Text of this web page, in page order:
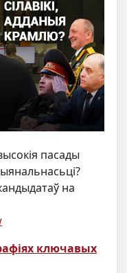
пасады
на
ключавых